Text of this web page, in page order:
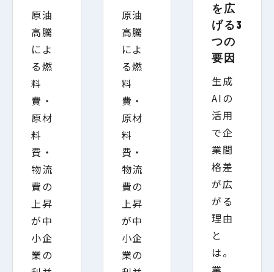
原油
高騰
によ
る燃
料
費・
原材
料
費・
物流
費の
上昇
が中
小企
業の
原油
高騰
によ
る燃
料
費・
原材
料
費・
物流
費の
上昇
が中
小企
業の
を広
げる3
つの
要因
生成
AIの
活用
で企
業間
格差
が広
がる
理由
と
は。